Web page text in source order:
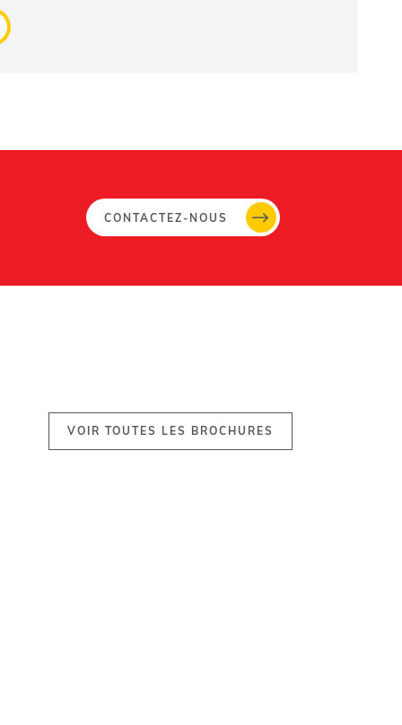
CONTACTEZ-NOUS
VOIR TOUTES LES BROCHURES